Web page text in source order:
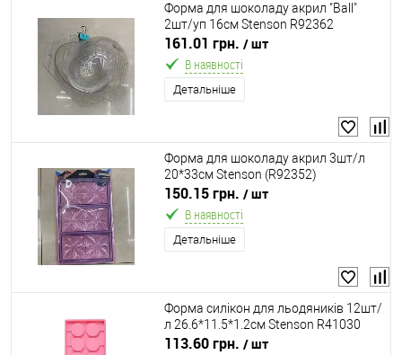
Форма для шоколаду акрил "Ball"
2шт/уп 16см Stenson R92362
161.01 грн. / шт
В наявності
Детальніше
Форма для шоколаду акрил 3шт/л
20*33см Stenson (R92352)
150.15 грн. / шт
В наявності
Детальніше
Форма силікон для льодяників 12шт/
л 26.6*11.5*1.2см Stenson R41030
113.60 грн. / шт